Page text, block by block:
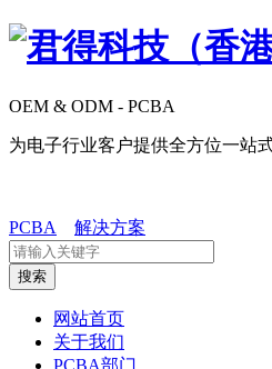
OEM & ODM - PCBA
为电子行业客户提供全方位一站
PCBA 解决方案
搜索
网站首页
关于我们
PCBA部门